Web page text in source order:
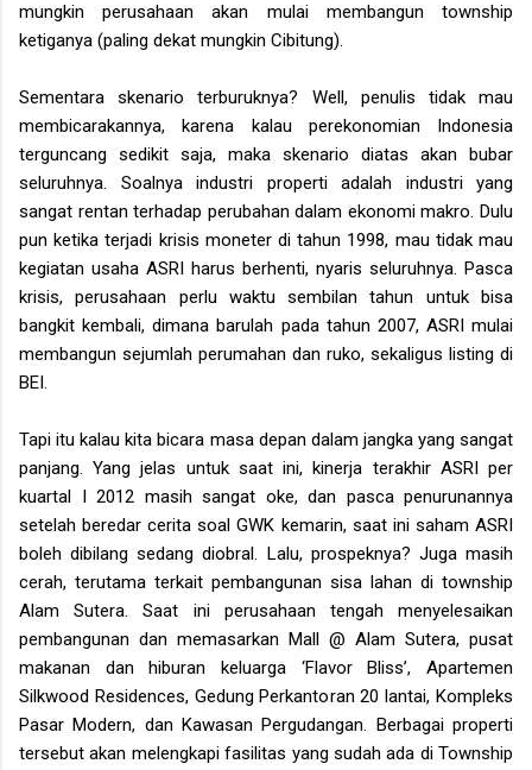
mungkin perusahaan akan mulai membangun township
ketiganya (paling dekat mungkin Cibitung).
Sementara skenario terburuknya? Well, penulis tidak mau
membicarakannya, karena kalau perekonomian Indonesia
terguncang sedikit saja, maka skenario diatas akan bubar
seluruhnya. Soalnya industri properti adalah industri yang
sangat rentan terhadap perubahan dalam ekonomi makro. Dulu
pun ketika terjadi krisis moneter di tahun 1998, mau tidak mau
kegiatan usaha ASRI harus berhenti, nyaris seluruhnya. Pasca
krisis, perusahaan perlu waktu sembilan tahun untuk bisa
bangkit kembali, dimana barulah pada tahun 2007, ASRI mulai
membangun sejumlah perumahan dan ruko, sekaligus listing di
BEI.
Tapi itu kalau kita bicara masa depan dalam jangka yang sangat
panjang. Yang jelas untuk saat ini, kinerja terakhir ASRI per
kuartal I 2012 masih sangat oke, dan pasca penurunannya
setelah beredar cerita soal GWK kemarin, saat ini saham ASRI
boleh dibilang sedang diobral. Lalu, prospeknya? Juga masih
cerah, terutama terkait pembangunan sisa lahan di township
Alam Sutera. Saat ini perusahaan tengah menyelesaikan
pembangunan dan memasarkan Mall @ Alam Sutera, pusat
makanan dan hiburan keluarga ‘Flavor Bliss’, Apartemen
Silkwood Residences, Gedung Perkantoran 20 lantai, Kompleks
Pasar Modern, dan Kawasan Pergudangan. Berbagai properti
tersebut akan melengkapi fasilitas yang sudah ada di Township